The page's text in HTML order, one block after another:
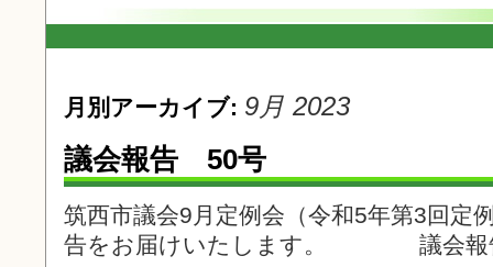
月別アーカイブ: 9月 2023
議会報告 50号
筑西市議会9月定例会（令和5年第3回定
告をお届けいたします。 議会報